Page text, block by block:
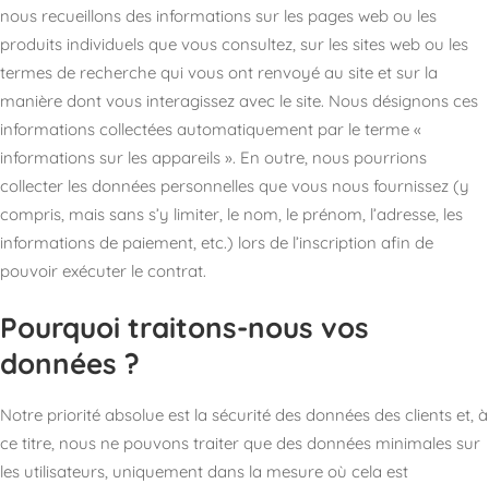
nous recueillons des informations sur les pages web ou les
produits individuels que vous consultez, sur les sites web ou les
termes de recherche qui vous ont renvoyé au site et sur la
manière dont vous interagissez avec le site. Nous désignons ces
informations collectées automatiquement par le terme «
informations sur les appareils ». En outre, nous pourrions
collecter les données personnelles que vous nous fournissez (y
compris, mais sans s’y limiter, le nom, le prénom, l’adresse, les
informations de paiement, etc.) lors de l’inscription afin de
pouvoir exécuter le contrat.
Pourquoi traitons-nous vos
données ?
Notre priorité absolue est la sécurité des données des clients et, à
ce titre, nous ne pouvons traiter que des données minimales sur
les utilisateurs, uniquement dans la mesure où cela est